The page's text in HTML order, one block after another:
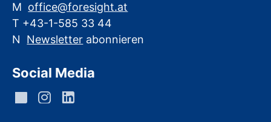
M office@foresight.at
T +43-1-585 33 44
N
Newsletter abonnieren
Social Media